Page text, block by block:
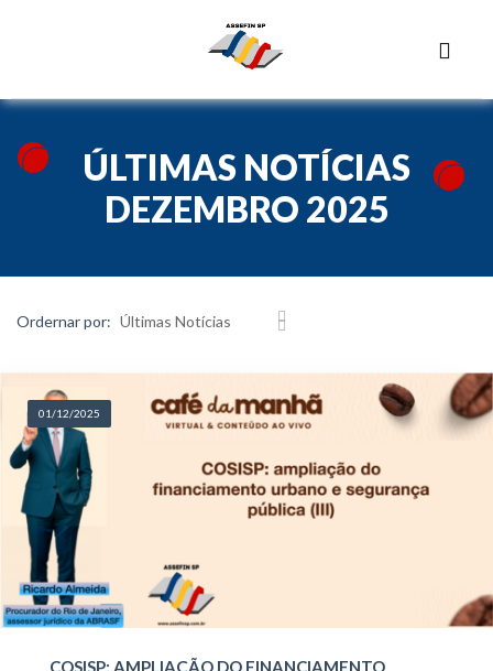
ÚLTIMAS NOTÍCIAS
DEZEMBRO 2025
Ordernar por:
01/12/2025
COSISP: AMPLIAÇÃO DO FINANCIAMENTO